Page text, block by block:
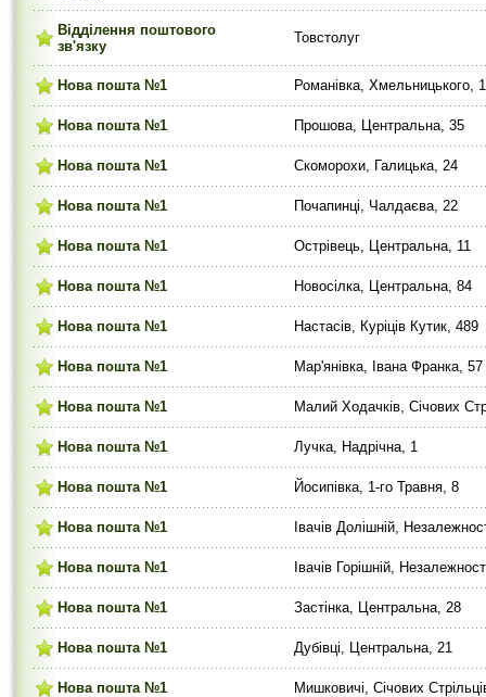
Відділення поштового
зв'язку
Товстолуг
Нова пошта №1 Романівка, Хмельницького,
Нова пошта №1 Прошова, Центральна, 35
Нова пошта №1 Скоморохи, Галицька, 24
Нова пошта №1 Почапинці, Чалдаєва, 22
Нова пошта №1 Острівець, Центральна, 11
Нова пошта №1 Новосілка, Центральна, 84
Нова пошта №1 Настасів, Куріців Кутик, 489
Нова пошта №1 Мар'янівка, Івана Франка, 57
Нова пошта №1 Малий Ходачків, Січових
Нова пошта №1 Лучка, Надрічна, 1
Нова пошта №1 Йосипівка, 1-го Травня, 8
Нова пошта №1 Івачів Долішній,
Нова пошта №1 Івачів Горішній,
Нова пошта №1 Застінка, Центральна, 28
Нова пошта №1 Дубівці, Центральна, 21
Нова пошта №1 Мишковичі, Січових